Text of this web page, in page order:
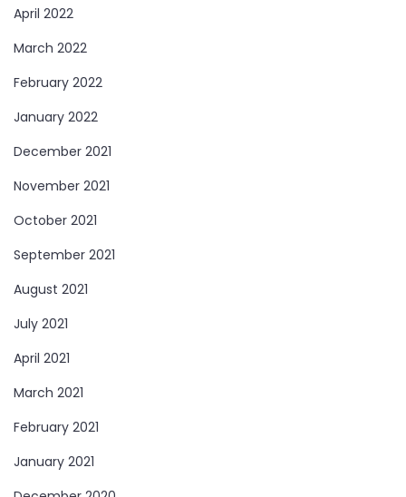
April 2022
March 2022
February 2022
January 2022
December 2021
November 2021
October 2021
September 2021
August 2021
July 2021
April 2021
March 2021
February 2021
January 2021